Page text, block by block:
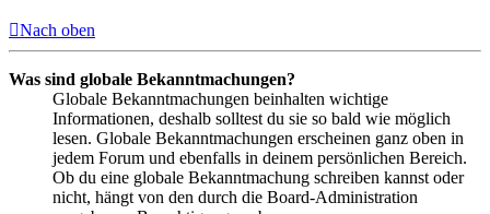
Nach oben
Was sind globale Bekanntmachungen?
Globale Bekanntmachungen beinhalten wichtige
Informationen, deshalb solltest du sie so bald wie möglich
lesen. Globale Bekanntmachungen erscheinen ganz oben in
jedem Forum und ebenfalls in deinem persönlichen Bereich.
Ob du eine globale Bekanntmachung schreiben kannst oder
nicht, hängt von den durch die Board-Administration